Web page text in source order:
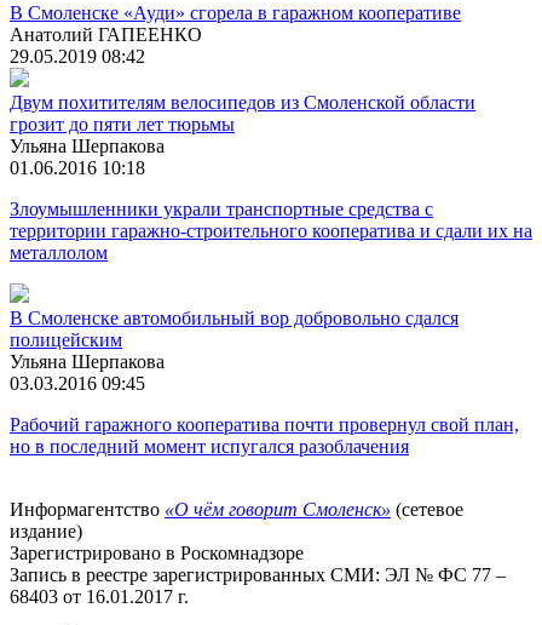
В Смоленске «Ауди» сгорела в гаражном кооперативе
Анатолий ГАПЕЕНКО
29.05.2019 08:42
Двум похитителям велосипедов из Смоленской области
грозит до пяти лет тюрьмы
Ульяна Шерпакова
01.06.2016 10:18
Злоумышленники украли транспортные средства с
территории гаражно-строительного кооператива и сдали их на
металлолом
В Смоленске автомобильный вор добровольно сдался
полицейским
Ульяна Шерпакова
03.03.2016 09:45
Рабочий гаражного кооператива почти провернул свой план,
но в последний момент испугался разоблачения
Информагентство «О чём говорит Смоленск» (сетевое
издание)
Зарегистрировано в Роскомнадзоре
Запись в реестре зарегистрированных СМИ: ЭЛ № ФС 77 –
68403 от 16.01.2017 г.